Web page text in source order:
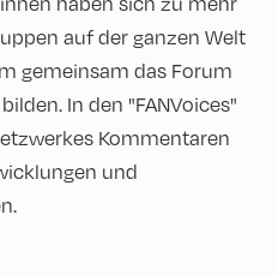
auf der ganzen Welt
gemeinsam das Forum
In den "FANVoices"
Kommentaren
und